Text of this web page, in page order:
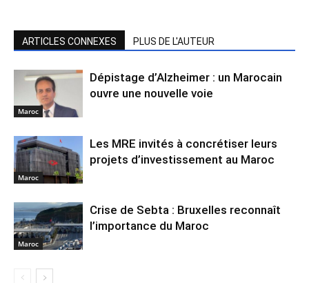
ARTICLES CONNEXES PLUS DE L'AUTEUR
Maroc
Dépistage d’Alzheimer : un Marocain
ouvre une nouvelle voie
Maroc
Les MRE invités à concrétiser leurs
projets d’investissement au Maroc
Maroc
Crise de Sebta : Bruxelles reconnaît
l’importance du Maroc